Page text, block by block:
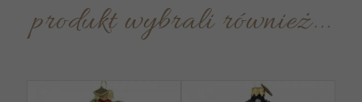
produkt wybrali również...